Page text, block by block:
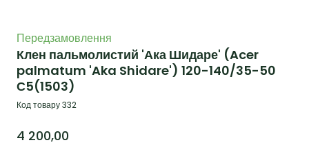
Передзамовлення
Клен пальмолистий 'Ака Шидаре' (Acer
palmatum 'Aka Shidare') 120-140/35-50
С5(1503)
Код товару 332
4 200,00